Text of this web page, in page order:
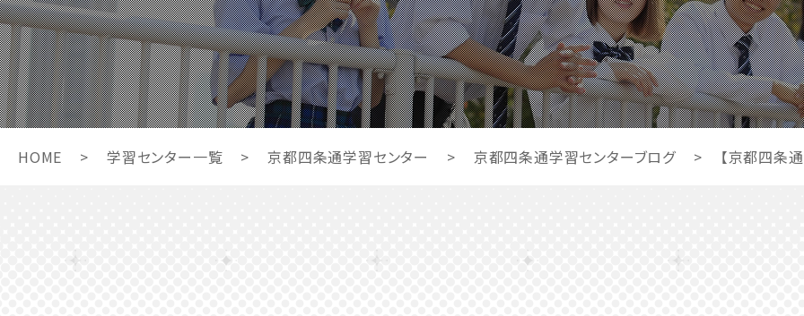
HOME > 学習センター一覧 > 京都四条通学習センター > 京都四条通学習センターブログ > 【京都四条